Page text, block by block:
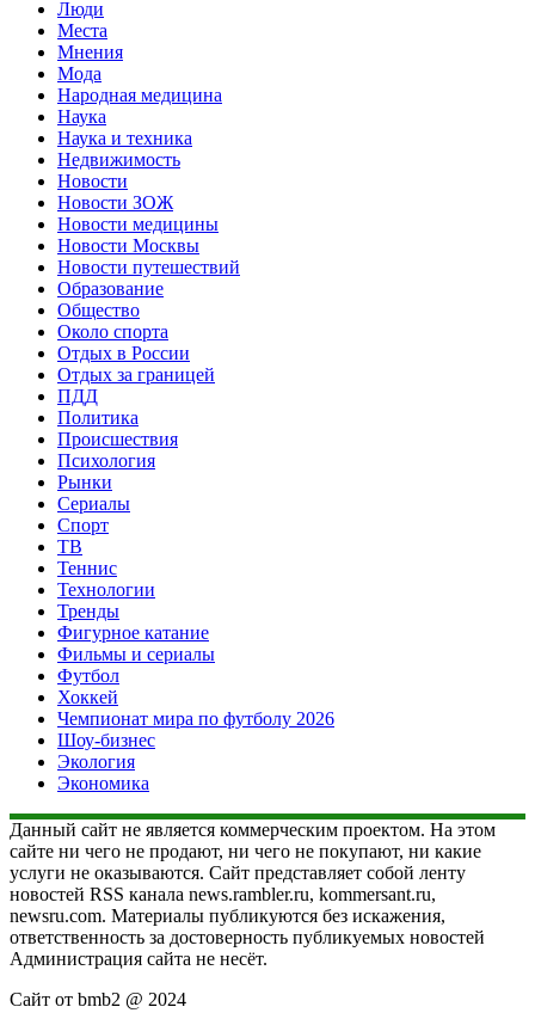
Люди
Места
Мнения
Мода
Народная медицина
Наука
Наука и техника
Недвижимость
Новости
Новости ЗОЖ
Новости медицины
Новости Москвы
Новости путешествий
Образование
Общество
Около спорта
Отдых в России
Отдых за границей
ПДД
Политика
Происшествия
Психология
Рынки
Сериалы
Спорт
ТВ
Теннис
Технологии
Тренды
Фигурное катание
Фильмы и сериалы
Футбол
Хоккей
Чемпионат мира по футболу 2026
Шоу-бизнес
Экология
Экономика
Данный сайт не является коммерческим проектом. На этом
сайте ни чего не продают, ни чего не покупают, ни какие
услуги не оказываются. Сайт представляет собой ленту
новостей RSS канала news.rambler.ru, kommersant.ru,
newsru.com. Материалы публикуются без искажения,
ответственность за достоверность публикуемых новостей
Администрация сайта не несёт.
Сайт от bmb2 @ 2024